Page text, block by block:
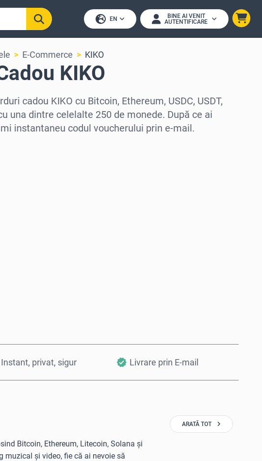
EN
BINE AI VENIT
AUTENTIFICARE
E-Commerce KIKO
KIKO
cadou KIKO cu Bitcoin, Ethereum, USDC, USDT,
una dintre celelalte 250 de monede. După ce ai
instantaneu codul voucherului prin e-mail.
Instant, privat, sigur Livrare prin E-mail
Bitcoin, Ethereum, Litecoin, Solana și
muzical și video, fie că ai nevoie să
ARATĂ TOT